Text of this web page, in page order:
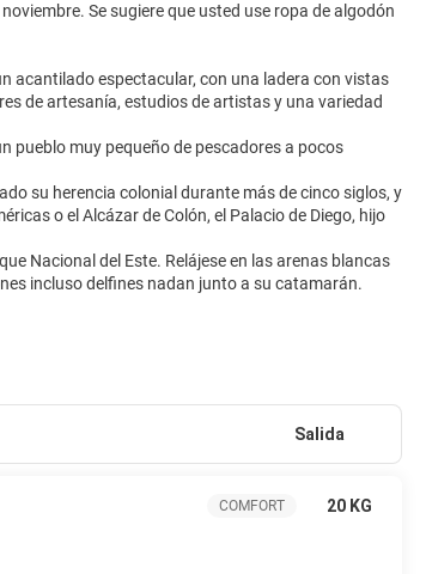
Se sugiere que usted use ropa de algodón
acantilado espectacular, con una ladera con vistas
de artesanía, estudios de artistas y una variedad
pueblo muy pequeño de pescadores a pocos
su herencia colonial durante más de cinco siglos, y
o el Alcázar de Colón, el Palacio de Diego, hijo
Nacional del Este. Relájese en las arenas blancas
Salida
COMFORT 20 KG